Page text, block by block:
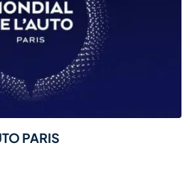
PARIS